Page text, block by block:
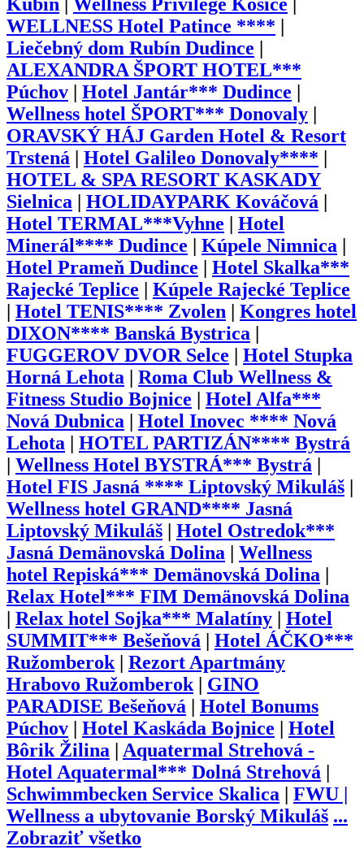
Kubín
Wellness Privilege Košice
WELLNESS Hotel Patince ****
Liečebný dom Rubín Dudince
ALEXANDRA ŠPORT HOTEL***
Púchov
Hotel Jantár*** Dudince
Wellness hotel ŠPORT*** Donovaly
ORAVSKÝ HÁJ Garden Hotel & Resort
Trstená
Hotel Galileo Donovaly****
HOTEL & SPA RESORT KASKADY
Sielnica
HOLIDAYPARK Kováčová
Hotel TERMAL***Vyhne
Hotel
Minerál**** Dudince
Kúpele Nimnica
Hotel Prameň Dudince
Hotel Skalka***
Rajecké Teplice
Kúpele Rajecké Teplice
Hotel TENIS**** Zvolen
Kongres hotel
DIXON**** Banská Bystrica
FUGGEROV DVOR Selce
Hotel Stupka
Horná Lehota
Roma Club Wellness &
Fitness Studio Bojnice
Hotel Alfa***
Nová Dubnica
Hotel Inovec **** Nová
Lehota
HOTEL PARTIZÁN**** Bystrá
Wellness Hotel BYSTRÁ*** Bystrá
Hotel FIS Jasná **** Liptovský Mikuláš
Wellness hotel GRAND**** Jasná
Liptovský Mikuláš
Hotel Ostredok***
Jasná Demänovská Dolina
Wellness
hotel Repiská*** Demänovská Dolina
Relax Hotel*** FIM Demänovská Dolina
Relax hotel Sojka*** Malatíny
Hotel
SUMMIT*** Bešeňová
Hotel ÁČKO***
Ružomberok| Rezort Apartmány
Hrabovo Ružomberok| GINO
PARADISE Bešeňová
Hotel Bonums
Púchov
Hotel Kaskáda Bojnice
Hotel
Bôrik Žilina
Aquatermal Strehová -
Hotel Aquatermal*** Dolná Strehová
Schwimmbecken Service Skalica
FWU |
Wellness a ubytovanie Borský Mikuláš ...
Zobraziť všetko